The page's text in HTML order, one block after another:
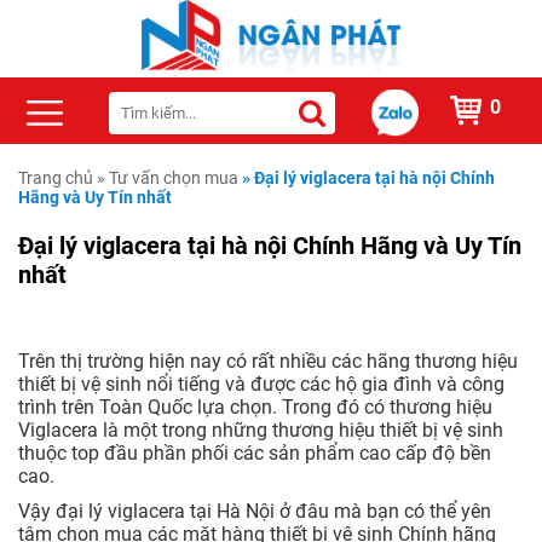
0
Trang chủ » Tư vấn chọn mua »Đại lý viglacera tại hà nội Chính
Hãng và Uy Tín nhất
Đại lý viglacera tại hà nội Chính Hãng và Uy Tín
nhất
Trên thị trường hiện nay có rất nhiều các hãng thương hiệu
thiết bị vệ sinh nổi tiếng và được các hộ gia đình và công
trình trên Toàn Quốc lựa chọn. Trong đó có thương hiệu
Viglacera là một trong những thương hiệu thiết bị vệ sinh
thuộc top đầu phần phối các sản phẩm cao cấp độ bền
cao.
Vậy đại lý viglacera tại Hà Nội ở đâu mà bạn có thể yên
tâm chọn mua các mặt hàng thiết bị vệ sinh Chính hãng